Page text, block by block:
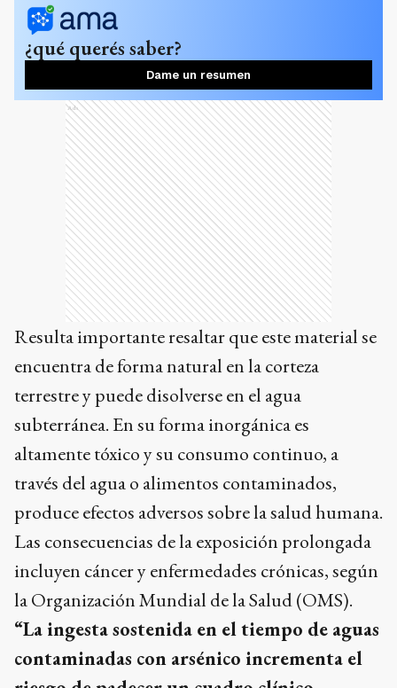
¿qué querés saber?
Dame un resumen
Ads
Resulta importante resaltar que este material se
encuentra de forma natural en la corteza
terrestre y puede disolverse en el agua
subterránea. En su forma inorgánica es
altamente tóxico y su consumo continuo, a
través del agua o alimentos contaminados,
produce efectos adversos sobre la salud humana.
Las consecuencias de la exposición prolongada
incluyen cáncer y enfermedades crónicas, según
la Organización Mundial de la Salud (OMS).
“La ingesta sostenida en el tiempo de aguas
contaminadas con arsénico incrementa el